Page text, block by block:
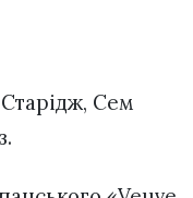
Сем